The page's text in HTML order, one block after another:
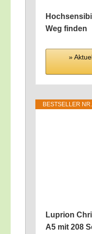
Weg finden
»
BEST­SEL­LER
Lupri­on
A5 mit 208